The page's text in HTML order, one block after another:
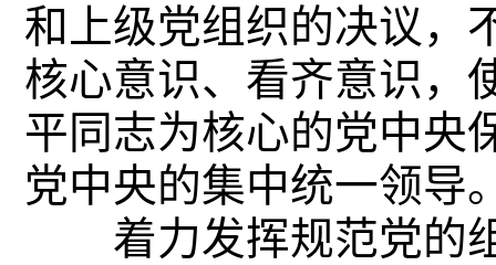
和上级党组织的决议，
核心意识、看齐意识，
平同志为核心的党中央
党中央的集中统一领导
着力发挥规范党的组